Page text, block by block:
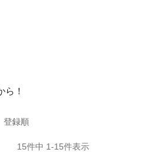
ら！
登録順
15件中 1-15件表示